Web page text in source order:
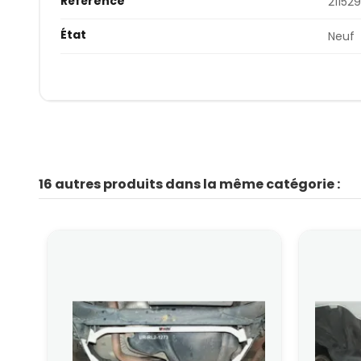
État Neuf
16 autres produits dans la même catégorie :